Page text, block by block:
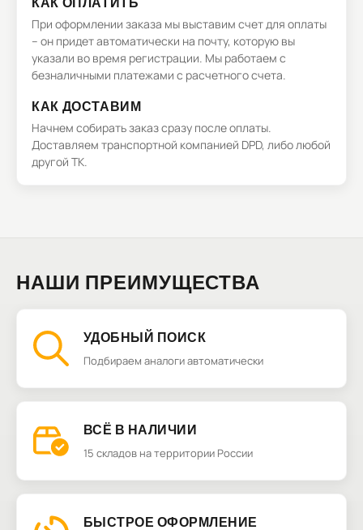
При оформлении заказа мы выставим счет для оплаты
– он придет автоматически на почту, которую вы
указали во время регистрации. Мы работаем с
безналичными платежами с расчетного счета.
КАК ДОСТАВИМ
Начнем собирать заказ сразу после оплаты.
Доставляем транспортной компанией DPD, либо любой
другой ТК.
НАШИ ПРЕИМУЩЕСТВА
УДОБНЫЙ ПОИСК
Подбираем аналоги автоматически
ВСЁ В НАЛИЧИИ
15 складов на территории России
БЫСТРОЕ ОФОРМЛЕНИЕ